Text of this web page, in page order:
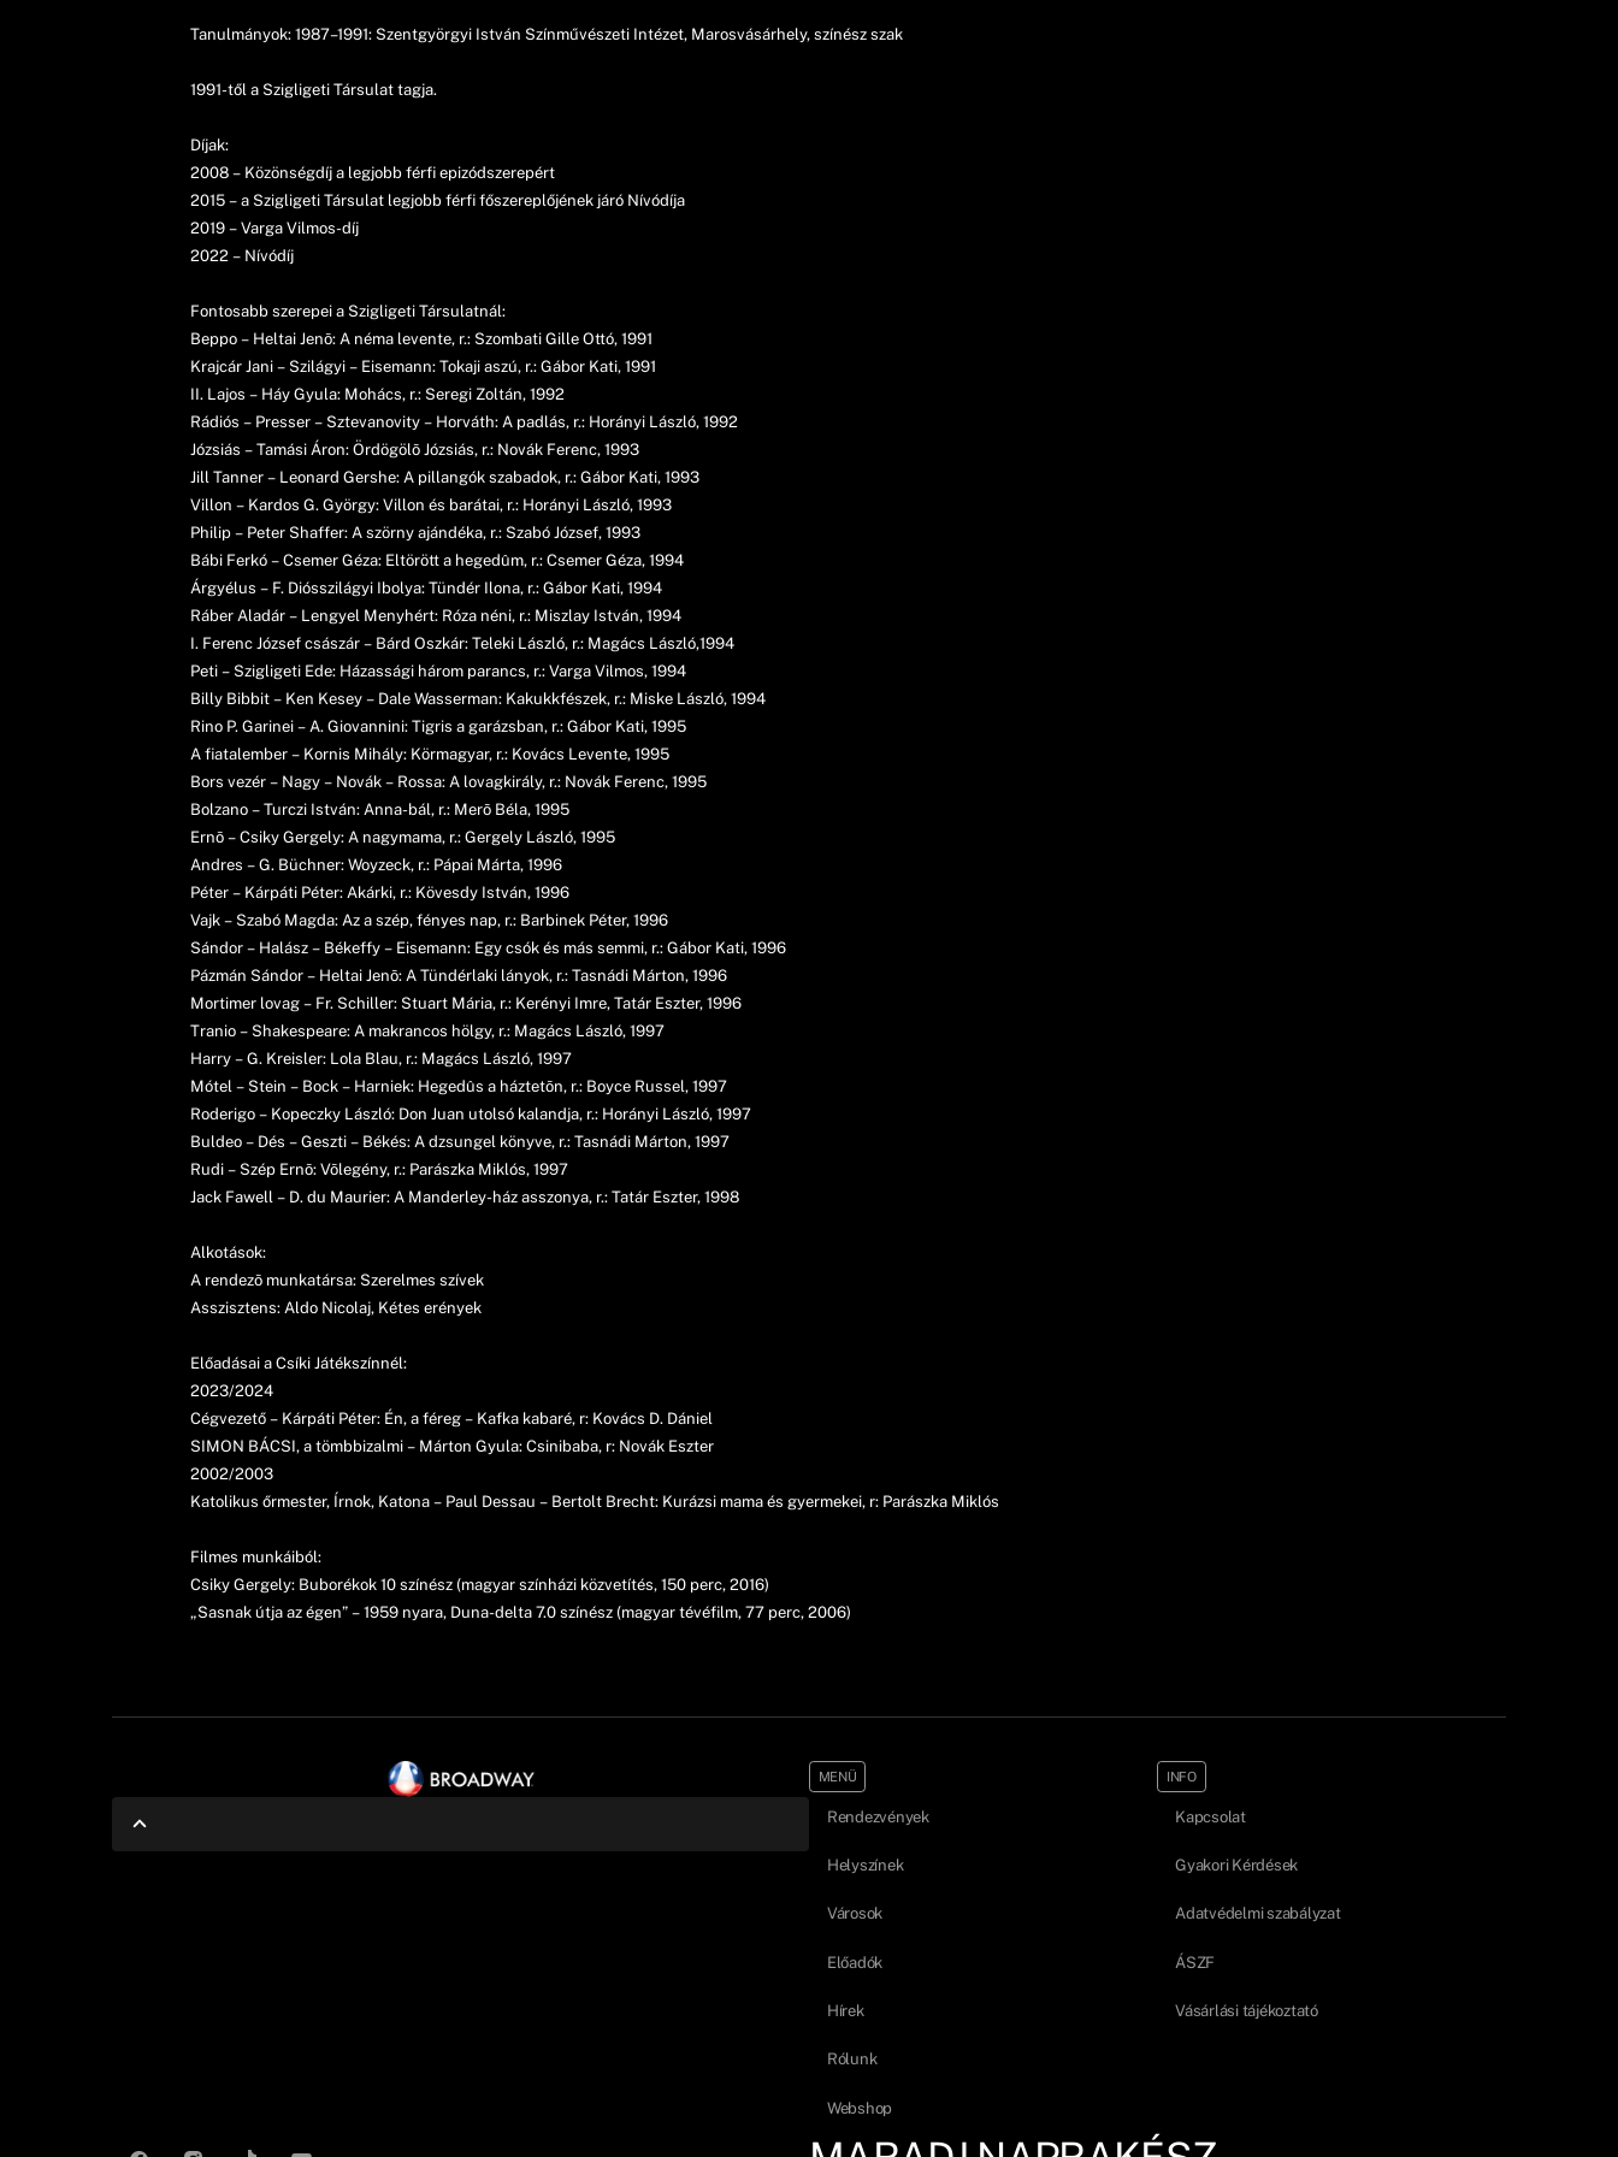
Tanulmányok: 1987–1991: Szentgyörgyi István Színművészeti Intézet, Marosvásárhely, színész szak
1991-től a Szigligeti Társulat tagja.
Díjak:
2008 – Közönségdíj a legjobb férfi epizódszerepért
2015 – a Szigligeti Társulat legjobb férfi főszereplőjének járó Nívódíja
2019 – Varga Vilmos-díj
2022 – Nívódíj
Fontosabb szerepei a Szigligeti Társulatnál:
Beppo – Heltai Jenõ: A néma levente, r.: Szombati Gille Ottó, 1991
Krajcár Jani – Szilágyi – Eisemann: Tokaji aszú, r.: Gábor Kati, 1991
II. Lajos – Háy Gyula: Mohács, r.: Seregi Zoltán, 1992
Rádiós – Presser – Sztevanovity – Horváth: A padlás, r.: Horányi László, 1992
Józsiás – Tamási Áron: Ördögölõ Józsiás, r.: Novák Ferenc, 1993
Jill Tanner – Leonard Gershe: A pillangók szabadok, r.: Gábor Kati, 1993
Villon – Kardos G. György: Villon és barátai, r.: Horányi László, 1993
Philip – Peter Shaffer: A szörny ajándéka, r.: Szabó József, 1993
Bábi Ferkó – Csemer Géza: Eltörött a hegedûm, r.: Csemer Géza, 1994
Árgyélus – F. Diósszilágyi Ibolya: Tündér Ilona, r.: Gábor Kati, 1994
Ráber Aladár – Lengyel Menyhért: Róza néni, r.: Miszlay István, 1994
I. Ferenc József császár – Bárd Oszkár: Teleki László, r.: Magács László,1994
Peti – Szigligeti Ede: Házassági három parancs, r.: Varga Vilmos, 1994
Billy Bibbit – Ken Kesey – Dale Wasserman: Kakukkfészek, r.: Miske László, 1994
Rino P. Garinei – A. Giovannini: Tigris a garázsban, r.: Gábor Kati, 1995
A fiatalember – Kornis Mihály: Körmagyar, r.: Kovács Levente, 1995
Bors vezér – Nagy – Novák – Rossa: A lovagkirály, r.: Novák Ferenc, 1995
Bolzano – Turczi István: Anna-bál, r.: Merõ Béla, 1995
Ernõ – Csiky Gergely: A nagymama, r.: Gergely László, 1995
Andres – G. Büchner: Woyzeck, r.: Pápai Márta, 1996
Péter – Kárpáti Péter: Akárki, r.: Kövesdy István, 1996
Vajk – Szabó Magda: Az a szép, fényes nap, r.: Barbinek Péter, 1996
Sándor – Halász – Békeffy – Eisemann: Egy csók és más semmi, r.: Gábor Kati, 1996
Pázmán Sándor – Heltai Jenõ: A Tündérlaki lányok, r.: Tasnádi Márton, 1996
Mortimer lovag – Fr. Schiller: Stuart Mária, r.: Kerényi Imre, Tatár Eszter, 1996
Tranio – Shakespeare: A makrancos hölgy, r.: Magács László, 1997
Harry – G. Kreisler: Lola Blau, r.: Magács László, 1997
Mótel – Stein – Bock – Harniek: Hegedûs a háztetõn, r.: Boyce Russel, 1997
Roderigo – Kopeczky László: Don Juan utolsó kalandja, r.: Horányi László, 1997
Buldeo – Dés – Geszti – Békés: A dzsungel könyve, r.: Tasnádi Márton, 1997
Rudi – Szép Ernõ: Võlegény, r.: Parászka Miklós, 1997
Jack Fawell – D. du Maurier: A Manderley-ház asszonya, r.: Tatár Eszter, 1998
Alkotások:
A rendezõ munkatársa: Szerelmes szívek
Asszisztens: Aldo Nicolaj, Kétes erények
Előadásai a Csíki Játékszínnél:
2023/2024
Cégvezető – Kárpáti Péter: Én, a féreg – Kafka kabaré, r: Kovács D. Dániel
SIMON BÁCSI, a tömbbizalmi – Márton Gyula: Csinibaba, r: Novák Eszter
2002/2003
Katolikus őrmester, Írnok, Katona – Paul Dessau – Bertolt Brecht: Kurázsi mama és gyermekei, r: Parászka Miklós
Filmes munkáiból:
Csiky Gergely: Buborékok 10 színész (magyar színházi közvetítés, 150 perc, 2016)
„Sasnak útja az égen” – 1959 nyara, Duna-delta 7.0 színész (magyar tévéfilm, 77 perc, 2006)
MENÜ
Rendezvények
Helyszínek
Városok
Előadók
Hírek
Rólunk
Webshop
INFO
Kapcsolat
Gyakori Kérdések
Adatvédelmi szabályzat
ÁSZF
Vásárlási tájékoztató